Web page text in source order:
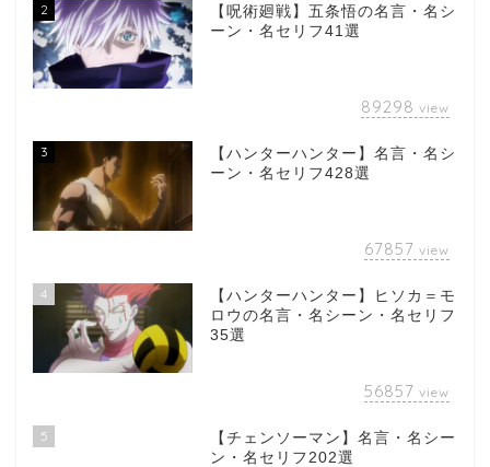
2
【呪術廻戦】五条悟の名言・名シ
ーン・名セリフ41選
89298 view
3
【ハンターハンター】名言・名シ
ーン・名セリフ428選
67857 view
4
【ハンターハンター】ヒソカ＝モ
ロウの名言・名シーン・名セリフ
35選
56857 view
5
【チェンソーマン】名言・名シー
ン・名セリフ202選